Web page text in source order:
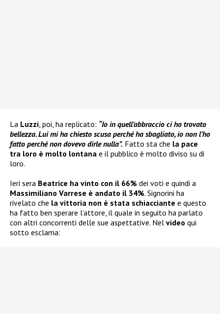
La Luzzi, poi, ha replicato: “Io in quell’abbraccio ci ho trovato
bellezza. Lui mi ha chiesto scusa perché ha sbagliato, io non l’ho
fatto perché non dovevo dirle nulla”. Fatto sta che la pace
tra loro è molto lontana e il pubblico è molto diviso su di
loro.
Ieri sera Beatrice ha vinto con il 66% dei voti e quindi a
Massimiliano Varrese è andato il 34%. Signorini ha
rivelato che la vittoria non è stata schiacciante e questo
ha fatto ben sperare l’attore, il quale in seguito ha parlato
con altri concorrenti delle sue aspettative. Nel video qui
sotto esclama: